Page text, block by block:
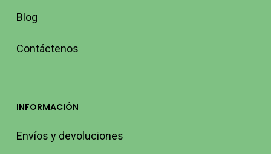
Blog
Contáctenos
INFORMACIÓN
Envíos y devoluciones